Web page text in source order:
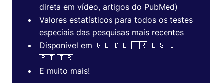
direta em vídeo, artigos do PubMed)
Valores estatísticos para todos os testes
especiais das pesquisas mais recentes
Disponível em 🇬🇧 🇩🇪 🇫🇷 🇪🇸 🇮🇹
🇵🇹 🇹🇷
E muito mais!